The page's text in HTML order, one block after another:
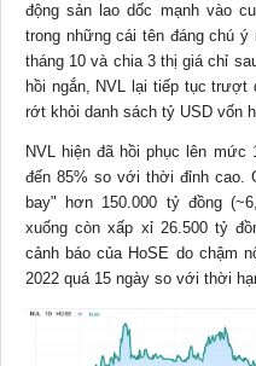
động sản lao dốc mạnh vào
trong những cái tên đáng chú
tháng 10 và chia 3 thị giá chỉ
hồi ngắn, NVL lại tiếp tục
rớt khỏi danh sách tỷ USD vốn
NVL hiện đã hồi phục lên mức
đến 85% so với thời đỉnh cao.
bay" hơn 150.000 tỷ đồng
xuống còn xấp xỉ 26.500 tỷ
cảnh báo của HoSE do chậm
2022 quá 15 ngày so với thời